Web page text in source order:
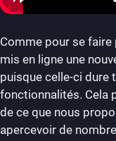
Comme pour se
mis en ligne une
puisque celle-ci dure
fonctionnalités. Cela
de ce que nous
apercevoir de